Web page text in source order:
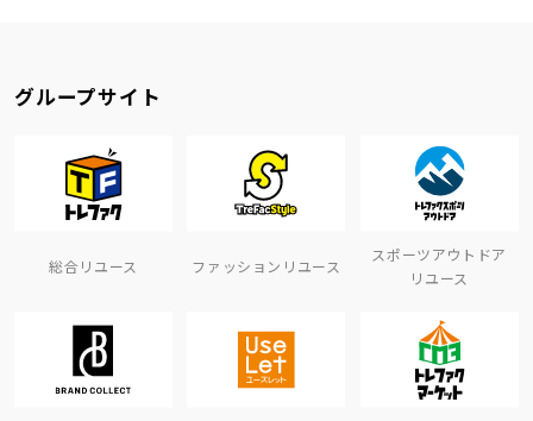
グループサイト
総合リユース ファッションリユース
スポーツアウトドア
リユース